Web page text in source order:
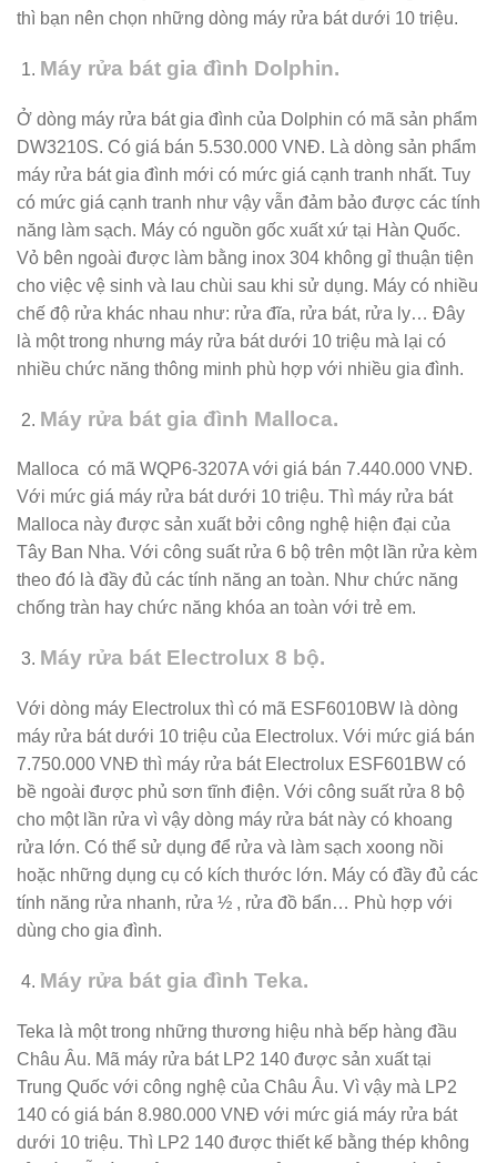
thì bạn nên chọn những dòng máy rửa bát dưới 10 triệu.
Máy rửa bát gia đình Dolphin.
Ở dòng máy rửa bát gia đình của Dolphin có mã sản phẩm
DW3210S. Có giá bán 5.530.000 VNĐ. Là dòng sản phẩm
máy rửa bát gia đình mới có mức giá cạnh tranh nhất. Tuy
có mức giá cạnh tranh như vậy vẫn đảm bảo được các tính
năng làm sạch. Máy có nguồn gốc xuất xứ tại Hàn Quốc.
Vỏ bên ngoài được làm bằng inox 304 không gỉ thuận tiện
cho việc vệ sinh và lau chùi sau khi sử dụng. Máy có nhiều
chế độ rửa khác nhau như: rửa đĩa, rửa bát, rửa ly… Đây
là một trong nhưng máy rửa bát dưới 10 triệu mà lại có
nhiều chức năng thông minh phù hợp với nhiều gia đình.
Máy rửa bát gia đình Malloca.
Malloca có mã WQP6-3207A với giá bán 7.440.000 VNĐ.
Với mức giá máy rửa bát dưới 10 triệu. Thì máy rửa bát
Malloca này được sản xuất bởi công nghệ hiện đại của
Tây Ban Nha. Với công suất rửa 6 bộ trên một lần rửa kèm
theo đó là đầy đủ các tính năng an toàn. Như chức năng
chống tràn hay chức năng khóa an toàn với trẻ em.
Máy rửa bát Electrolux 8 bộ.
Với dòng máy Electrolux thì có mã ESF6010BW là dòng
máy rửa bát dưới 10 triệu của Electrolux. Với mức giá bán
7.750.000 VNĐ thì máy rửa bát Electrolux ESF601BW có
bề ngoài được phủ sơn tĩnh điện. Với công suất rửa 8 bộ
cho một lần rửa vì vậy dòng máy rửa bát này có khoang
rửa lớn. Có thể sử dụng để rửa và làm sạch xoong nồi
hoặc những dụng cụ có kích thước lớn. Máy có đầy đủ các
tính năng rửa nhanh, rửa ½ , rửa đồ bẩn… Phù hợp với
dùng cho gia đình.
Máy rửa bát gia đình Teka.
Teka là một trong những thương hiệu nhà bếp hàng đầu
Châu Âu. Mã máy rửa bát LP2 140 được sản xuất tại
Trung Quốc với công nghệ của Châu Âu. Vì vậy mà LP2
140 có giá bán 8.980.000 VNĐ với mức giá máy rửa bát
dưới 10 triệu. Thì LP2 140 được thiết kế bằng thép không